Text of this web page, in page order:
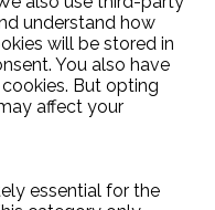
understand how
will be stored in
You also have
But opting
affect your
essential for the